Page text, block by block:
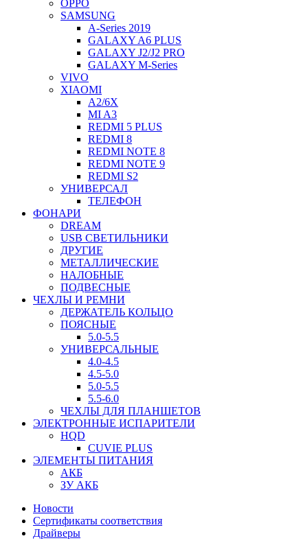
OPPO
SAMSUNG
A-Series 2019
GALAXY A6 PLUS
GALAXY J2/J2 PRO
GALAXY M-Series
VIVO
XIAOMI
A2/6X
MI A3
REDMI 5 PLUS
REDMI 8
REDMI NOTE 8
REDMI NOTE 9
REDMI S2
УНИВЕРСАЛ
ТЕЛЕФОН
ФОНАРИ
DREAM
USB СВЕТИЛЬНИКИ
ДРУГИЕ
МЕТАЛЛИЧЕСКИЕ
НАЛОБНЫЕ
ПОДВЕСНЫЕ
ЧЕХЛЫ И РЕМНИ
ДЕРЖАТЕЛЬ КОЛЬЦО
ПОЯСНЫЕ
5.0-5.5
УНИВЕРСАЛЬНЫЕ
4.0-4.5
4.5-5.0
5.0-5.5
5.5-6.0
ЧЕХЛЫ ДЛЯ ПЛАНШЕТОВ
ЭЛЕКТРОННЫЕ ИСПАРИТЕЛИ
HQD
CUVIE PLUS
ЭЛЕМЕНТЫ ПИТАНИЯ
АКБ
ЗУ АКБ
Новости
Сертификаты соответствия
Драйверы